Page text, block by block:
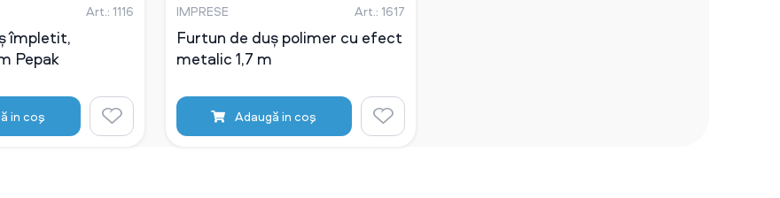
Art.: 1116
împletit,
Pepak
in coş
IMPRESE Art.: 1617
Furtun de duș polimer cu efect
metalic 1,7 m
Adaugă in coş